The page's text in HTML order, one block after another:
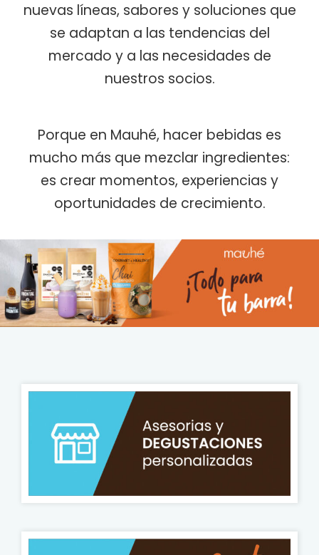
nuevas líneas, sabores y soluciones que
se adaptan a las tendencias del
mercado y a las necesidades de
nuestros socios.
Porque en Mauhé, hacer bebidas es
mucho más que mezclar ingredientes:
es crear momentos, experiencias y
oportunidades de crecimiento.